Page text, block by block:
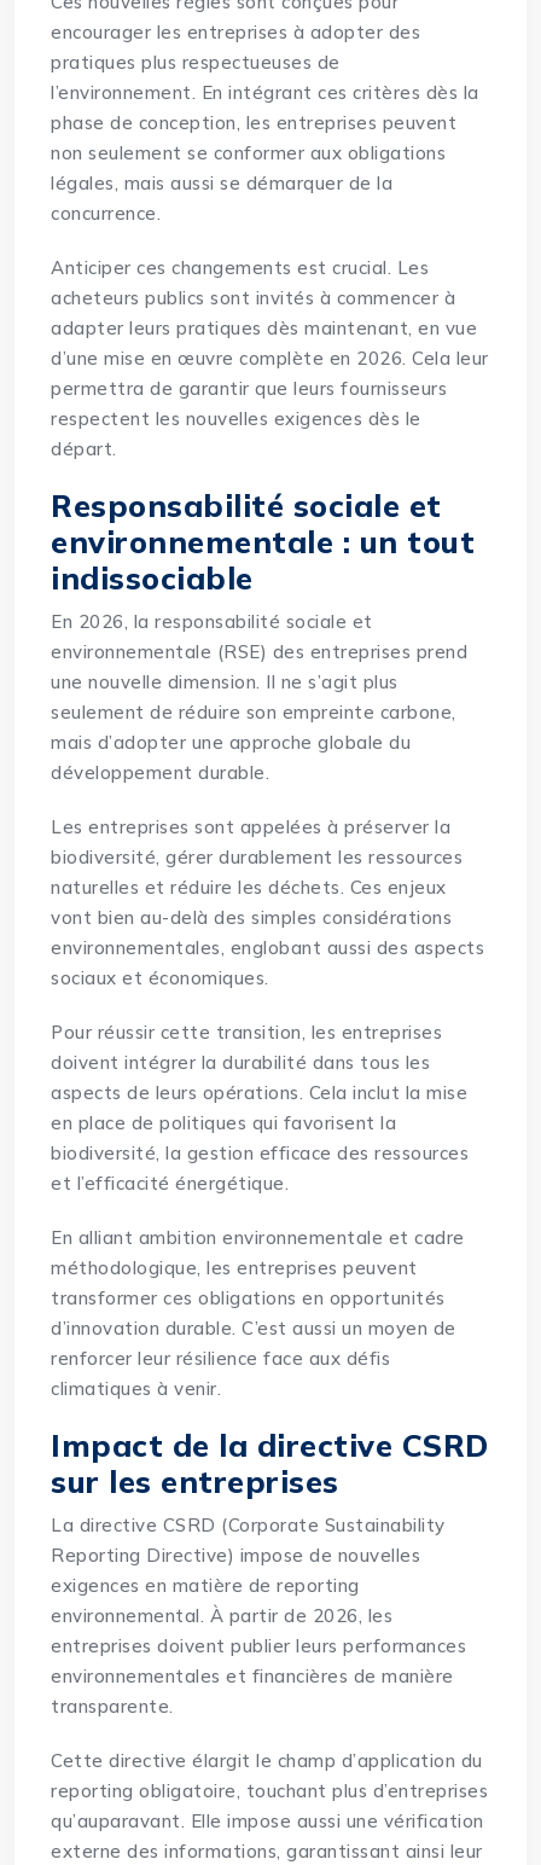
encourager les entreprises à adopter des
pratiques plus respectueuses de
l’environnement. En intégrant ces critères dès la
phase de conception, les entreprises peuvent
non seulement se conformer aux obligations
légales, mais aussi se démarquer de la
concurrence.
Anticiper ces changements est crucial. Les
acheteurs publics sont invités à commencer à
adapter leurs pratiques dès maintenant, en vue
d’une mise en œuvre complète en 2026. Cela leur
permettra de garantir que leurs fournisseurs
respectent les nouvelles exigences dès le
départ.
Responsabilité sociale et
environnementale : un tout
indissociable
En 2026, la responsabilité sociale et
environnementale (RSE) des entreprises prend
une nouvelle dimension. Il ne s’agit plus
seulement de réduire son empreinte carbone,
mais d’adopter une approche globale du
développement durable.
Les entreprises sont appelées à préserver la
biodiversité, gérer durablement les ressources
naturelles et réduire les déchets. Ces enjeux
vont bien au-delà des simples considérations
environnementales, englobant aussi des aspects
sociaux et économiques.
Pour réussir cette transition, les entreprises
doivent intégrer la durabilité dans tous les
aspects de leurs opérations. Cela inclut la mise
en place de politiques qui favorisent la
biodiversité, la gestion efficace des ressources
et l’efficacité énergétique.
En alliant ambition environnementale et cadre
méthodologique, les entreprises peuvent
transformer ces obligations en opportunités
d’innovation durable. C’est aussi un moyen de
renforcer leur résilience face aux défis
climatiques à venir.
Impact de la directive CSRD
sur les entreprises
La directive CSRD (Corporate Sustainability
Reporting Directive) impose de nouvelles
exigences en matière de reporting
environnemental. À partir de 2026, les
entreprises doivent publier leurs performances
environnementales et financières de manière
transparente.
Cette directive élargit le champ d’application du
reporting obligatoire, touchant plus d’entreprises
qu’auparavant. Elle impose aussi une vérification
externe des informations, garantissant ainsi leur